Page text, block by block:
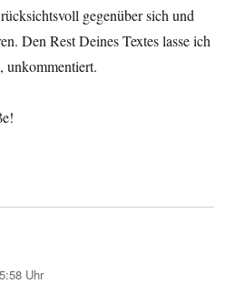
gegenüber sich und
Den Rest Deines Textes lasse ich
unkommentiert.
Uhr